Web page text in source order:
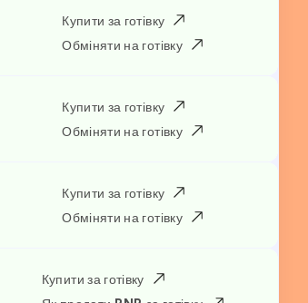
Купити за готівку
Обміняти на готівку
Купити за готівку
Обміняти на готівку
Купити за готівку
Обміняти на готівку
Купити за готівку